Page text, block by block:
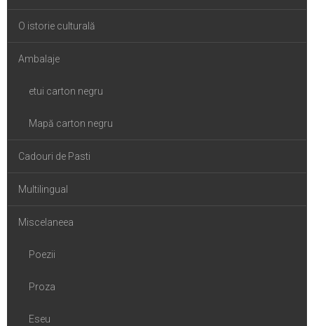
O istorie culturală
Ambalaje
etui carton negru
Mapă carton negru
Cadouri de Pasti
Multilingual
Miscelaneea
Poezii
Proza
Eseu